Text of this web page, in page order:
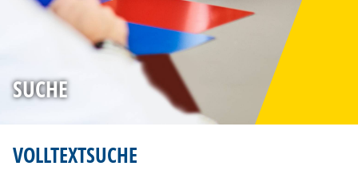
PRODUKTION
UNTERNEHMEN
NACHHALTIGKEIT
ZERTIFIZIERUNG
KARRIERE
SUCHE
VOLLTEXTSUCHE